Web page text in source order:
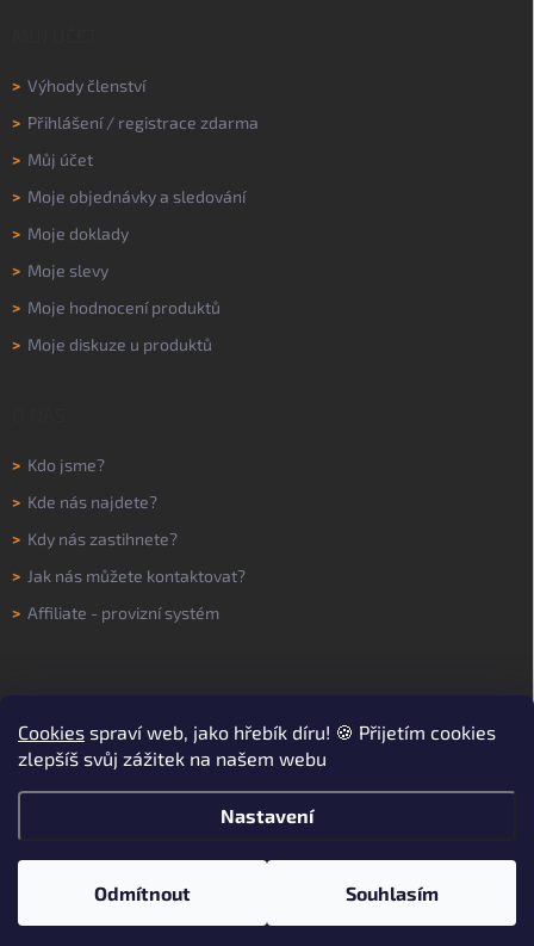
Cookies spraví web, jako hřebík díru! 🍪 Přijetím cookies
zlepšíš svůj zážitek na našem webu
Nastavení
Odmítnout Souhlasím
> Výhody členství
> Přihlášení/ registrace zdarma
> Můj účet
> Moje objednávky a sledování
> Moje doklady
> Moje slevy
> Moje hodnocení produktů
> Moje diskuze u produktů
> Kdo jsme?
> Kde nás najdete?
> Kdy nás zastihnete?
> Jak nás můžete kontaktovat?
> Affiliate - provizní systém
Vytvořil Shoptet
Copyright 2026WORKNOW. Všechna práva vyhrazena.Upravit nastavení